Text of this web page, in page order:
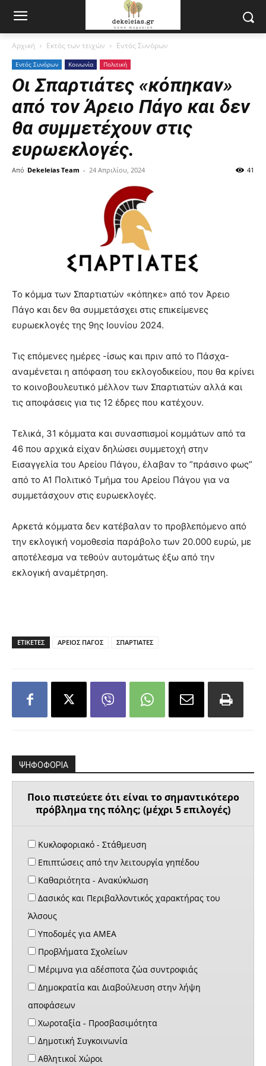
Αρχική Εκτός των τειχών Εντός Συνόρων
Εντός Συνόρων Κοινωνία Πολιτική
Οι Σπαρτιάτες «κόπηκαν»
από τον Άρειο Πάγο και δεν
θα συμμετέχουν στις
ευρωεκλογές.
Από Dekeleias Team - 24 Απριλίου, 2024 41
Το κόμμα των Σπαρτιατών «κόπηκε» από τον Άρειο
Πάγο και δεν θα συμμετάσχει στις επικείμενες
ευρωεκλογές της 9ης Ιουνίου 2024.
Τις επόμενες ημέρες -ίσως και πριν από το Πάσχα-
αναμένεται η απόφαση του εκλογοδικείου, που θα κρίνει
το κοινοβουλευτικό μέλλον των Σπαρτιατών αλλά και
τις αποφάσεις για τις 12 έδρες που κατέχουν.
Τελικά, 31 κόμματα και συνασπισμοί κομμάτων από τα
46 που αρχικά είχαν δηλώσει συμμετοχή στην
Εισαγγελία του Αρείου Πάγου, έλαβαν το ”πράσινο φως”
από το Α1 Πολιτικό Τμήμα του Αρείου Πάγου για να
συμμετάσχουν στις ευρωεκλογές.
Αρκετά κόμματα δεν κατέβαλαν το προβλεπόμενο από
την εκλογική νομοθεσία παράβολο των 20.000 ευρώ, με
αποτέλεσμα να τεθούν αυτομάτως έξω από την
εκλογική αναμέτρηση.
ΕΤΙΚΕΤΕΣ ΑΡΕΙΟΣ ΠΑΓΟΣ ΣΠΑΡΤΙΑΤΕΣ
ΨΗΦΟΦΟΡΙΑ
Ποιο πιστεύετε ότι είναι το σημαντικότερο
πρόβλημα της πόλης; (μέχρι 5 επιλογές)
Κυκλοφοριακό - Στάθμευση
Επιπτώσεις από την λειτουργία γηπέδου
Καθαριότητα - Ανακύκλωση
Δασικός και Περιβαλλοντικός χαρακτήρας του
Άλσους
Υποδομές για ΑΜΕΑ
Προβλήματα Σχολείων
Μέριμνα για αδέσποτα ζώα συντροφιάς
Δημοκρατία και Διαβούλευση στην λήψη
αποφάσεων
Χωροταξία - Προσβασιμότητα
Δημοτική Συγκοινωνία
Αθλητικοί Χώροι